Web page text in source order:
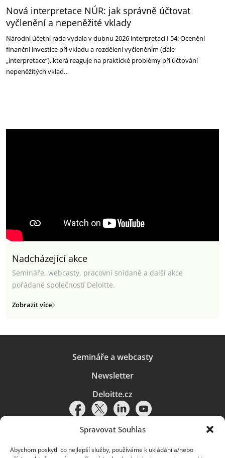
Spravovat Souhlas
Abychom poskytli co nejlepší služby, používáme k ukládání a/nebo
Nová interpretace NÚR: jak správně účtovat
vyčlenění a nepeněžité vklady
Národní účetní rada vydala v dubnu 2026 interpretaci I 54: Ocenění
finanční investice při vkladu a rozdělení vyčleněním (dále
„interpretace“), která reaguje na praktické problémy při účtování
nepeněžitých vklad…
Nadcházející akce
Semináře, webcasty, pracovní snídaně a další akce
pořádané společností Deloitte.
Zobrazit více
Semináře a webcasty
Newsletter
Deloitte.cz